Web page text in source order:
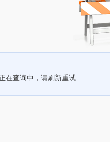
在查询中，请刷新重试